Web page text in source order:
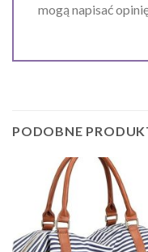
mogą napisać
PODOBNE